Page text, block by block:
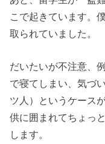
こで起きています。
取られていました。
だいたいが不注意、
で寝てしまい、気づ
ツ人）というケース
供に囲まれてちょっ
します。